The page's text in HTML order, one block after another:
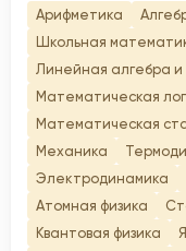
Арифметика
Школьная
Линейная алгебра и
Математическая
Математическая
Механика
Электродинамика
Атомная физика
Квантовая физика